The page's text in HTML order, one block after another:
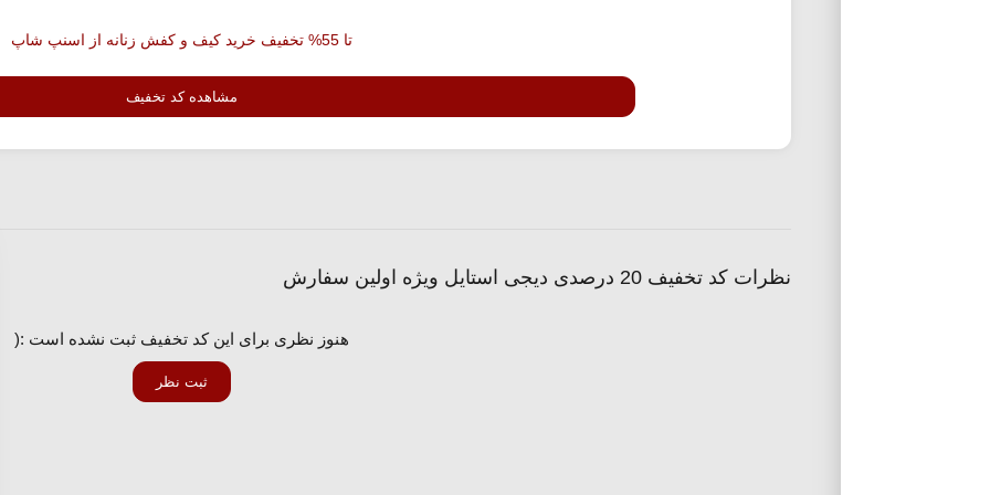
تا 55% تخفیف خرید کیف و کفش زنانه از اسنپ شاپ
مشاهده کد تخفیف
نظرات کد تخفیف 20 درصدی دیجی استایل ویژه اولین سفارش
هنوز نظری برای این کد تخفیف ثبت نشده است :(
ثبت نظر